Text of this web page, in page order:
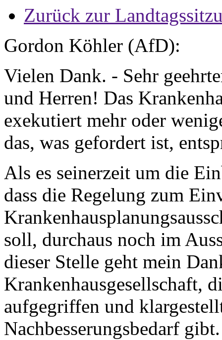
Zurück zur
Gordon Köhler (AfD):
Vielen Dank. - Sehr
und Herren! Das
exekutiert mehr oder
das, was gefordert ist,
Als es seinerzeit um die
dass die Regelung zum
soll, durchaus noch im
dieser Stelle geht mein
Krankenhausgesellschaft,
aufgegriffen und
Nachbesserungsbedarf gibt.